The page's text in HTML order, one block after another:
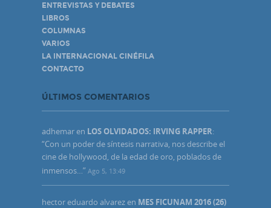
ENTREVISTAS Y DEBATES
LIBROS
COLUMNAS
VARIOS
LA INTERNACIONAL CINÉFILA
CONTACTO
ÚLTIMOS COMENTARIOS
adhemar en LOS OLVIDADOS: IRVING RAPPER:
“Con un poder de síntesis narrativa, nos describe el
cine de hollywood, de la edad de oro, poblados de
inmensos…” Ago 5, 13:49
hector eduardo alvarez en MES FICUNAM 2016 (26)